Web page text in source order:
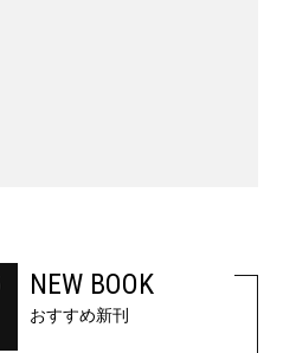
NEW BOOK
おすすめ新刊